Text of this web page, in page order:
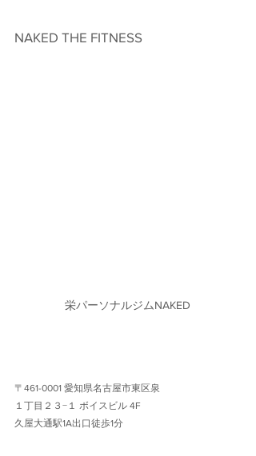
NAKED THE FITNESS
栄パーソナルジムNAKED
〒461-0001 愛知県名古屋市東区泉
１丁目２３−１ ボイスビル 4F
久屋大通駅1A出口徒歩1分